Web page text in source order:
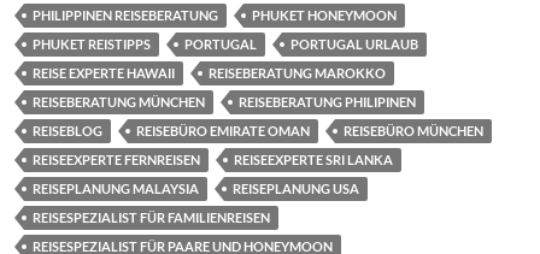
PHILIPPINEN REISEBERATUNG
PHUKET HONEYMOON
PHUKET REISTIPPS
PORTUGAL
PORTUGAL URLAUB
REISE EXPERTE HAWAII
REISEBERATUNG MAROKKO
REISEBERATUNG MÜNCHEN
REISEBERATUNG PHILIPINEN
REISEBLOG
REISEBÜRO EMIRATE OMAN
REISEBÜRO MÜNCHEN
REISEEXPERTE FERNREISEN
REISEEXPERTE SRI LANKA
REISEPLANUNG MALAYSIA
REISEPLANUNG USA
REISESPEZIALIST FÜR FAMILIENREISEN
REISESPEZIALIST FÜR PAARE UND HONEYMOON